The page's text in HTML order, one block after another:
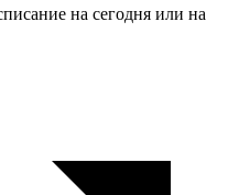
на сегодня или на